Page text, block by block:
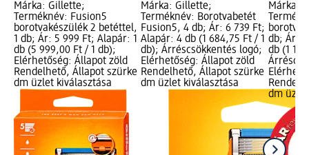
Márka: Gillette;
Terméknév: Fusion5
borotvakészülék 2 betéttel,
1 db; Ár: 5 999 Ft; Alapár: 1
db (5 999,00 Ft / 1 db);
Elérhetőség: Állapot zöld
Rendelhető, Állapot szürke
dm üzlet kiválasztása
Márka: Gillette;
Terméknév: Borotvabetét
Fusion5, 4 db; Ár: 6 739 Ft;
Alapár: 4 db (1 684,75 Ft / 1
db); Árréscsökkentés logó;
Elérhetőség: Állapot zöld
Rendelhető, Állapot szürke
dm üzlet kiválasztása
Márka:
db; Ár:
db (1
dm